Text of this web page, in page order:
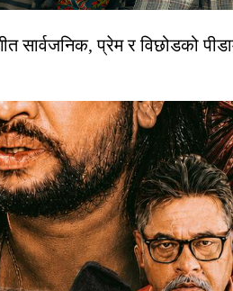
सार्वजनिक, प्रेम र विछोडको